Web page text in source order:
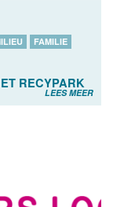
FAMILIE
RECYPARK
LEES MEER